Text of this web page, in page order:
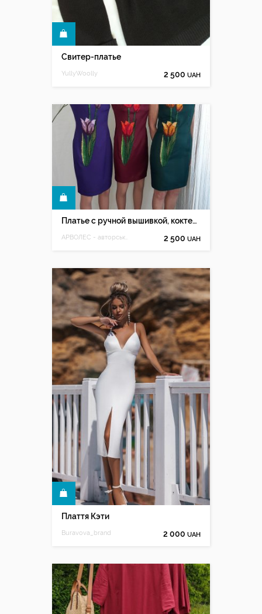
Свитер-платье
YullyWoolly 2 500 UAH
Платье с ручной вышивкой, коктельное платье вышитое бисером
АРВОЛЕС - авторська ручна вишивка Олесі Мацюк 2 500 UAH
Плаття Кэти
Buravova_brand 2 000 UAH